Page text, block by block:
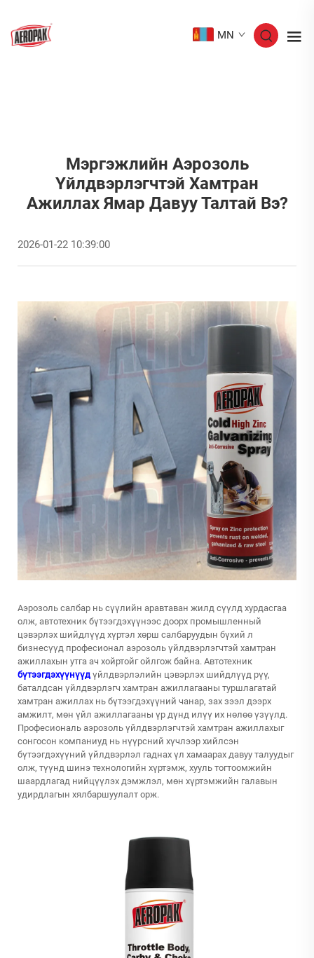
MN
Мэргэжлийн Аэрозоль
Үйлдвэрлэгчтэй Хамтран
Ажиллах Ямар Давуу Талтай Вэ?
2026-01-22 10:39:00
Аэрозоль салбар нь сүүлийн аравтаван жилд сүүлд хурдасгаа
олж, автотехник бүтээгдэхүүнээс доорх промышленный
цэвэрлэх шийдлүүд хүртэл хөрш салбаруудын бүхий л
бизнесүүд професионал аэрозоль үйлдвэрлэгчтэй хамтран
ажиллахын утга ач хойртойг ойлгож байна. Автотехник
бүтээгдэхүүнүүд үйлдвэрлэлийн цэвэрлэх шийдлүүд рүү,
баталдсан үйлдвэрлэгч хамтран ажиллагааны туршлагатай
хамтран ажиллах нь бүтээгдэхүүний чанар, зах зээл дээрх
амжилт, мөн үйл ажиллагааны үр дүнд илүү их нөлөө үзүүлд.
Професиональ аэрозоль үйлдвэрлэгчтэй хамтран ажиллахыг
сонгосон компаниуд нь нүүрсний хүчлээр хийлсэн
бүтээгдэхүүний үйлдвэрлэл гаднах үл хамаарах давуу талуудыг
олж, түүнд шинэ технологийн хүртэмж, хууль тогтоомжийн
шаардлагад нийцүүлэх дэмжлэл, мөн хүртэмжийн галавын
удирдлагын хялбаршуулалт орж.